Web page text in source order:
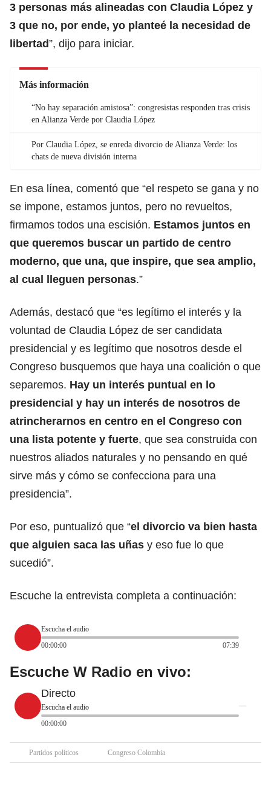
3 personas más alineadas con Claudia López y
3 que no, por ende, yo planteé la necesidad de
libertad”, dijo para iniciar.
Más información
“No hay separación amistosa”: congresistas responden tras crisis
en Alianza Verde por Claudia López
Por Claudia López, se enreda divorcio de Alianza Verde: los
chats de nueva división interna
En esa línea, comentó que “el respeto se gana y no
se impone, estamos juntos, pero no revueltos,
firmamos todos una escisión. Estamos juntos en
que queremos buscar un partido de centro
moderno, que una, que inspire, que sea amplio,
al cual lleguen personas.”
Además, destacó que “es legítimo el interés y la
voluntad de Claudia López de ser candidata
presidencial y es legítimo que nosotros desde el
Congreso busquemos que haya una coalición o que
separemos. Hay un interés puntual en lo
presidencial y hay un interés de nosotros de
atrincherarnos en centro en el Congreso con
una lista potente y fuerte, que sea construida con
nuestros aliados naturales y no pensando en qué
sirve más y cómo se confecciona para una
presidencia”.
Por eso, puntualizó que “el divorcio va bien hasta
que alguien saca las uñas y eso fue lo que
sucedió”.
Escuche la entrevista completa a continuación:
Escucha el audio
00:00:00
07:39
Escuche W Radio en vivo:
Directo
Escucha el audio
00:00:00
Partidos políticos Congreso Colombia